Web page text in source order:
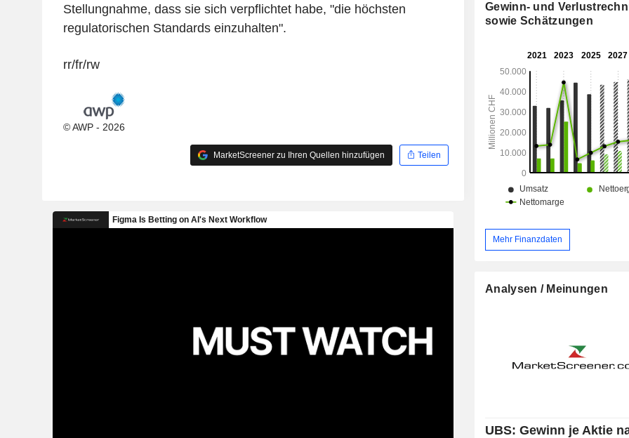
Stellungnahme, dass sie sich verpflichtet habe, "die höchsten
regulatorischen Standards einzuhalten".
rr/fr/rw
© AWP - 2026
MarketScreener zu Ihren Quellen hinzufügen Teilen
Gewinn- und
sowie Schätzungen
Mehr Finanzdaten
Analysen / Meinungen
UBS: Gewinn je Aktie